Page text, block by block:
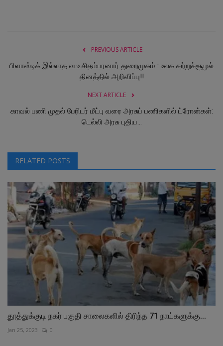
PREVIOUS ARTICLE
பிளாஸ்டிக் இல்லாத வ.உ.சிதம்பரனார் துறைமுகம் : உலக சுற்றுச்சூழல்
தினத்தில் அறிவிப்பு!!
NEXT ARTICLE
காவல் பணி முதல் பேரிடர் மீட்பு வரை அரசுப் பணிகளில் ட்ரோன்கள்:
டெல்லி அரசு புதிய...
RELATED POSTS
தூத்துக்குடி நகர் பகுதி சாலைகளில் திரிந்த 71 நாய்களுக்கு...
Jan 25, 2023 0